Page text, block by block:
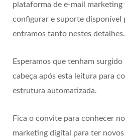
plataforma de e-mail marketing
configurar e suporte disponível
entramos tanto nestes detalhes.
Esperamos que tenham surgido
cabeça após esta leitura para
estrutura automatizada.
Fica o convite para conhecer
marketing digital para ter